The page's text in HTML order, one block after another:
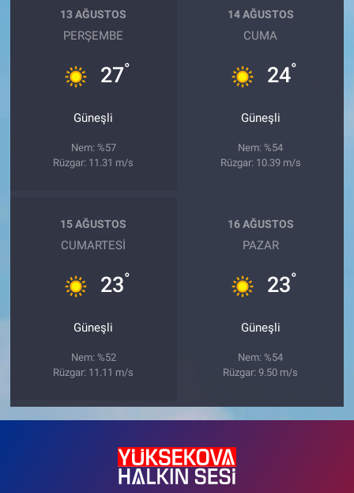
13 AĞUSTOS
PERŞEMBE
27°
Güneşli
Nem: %57
Rüzgar: 11.31 m/s
14 AĞUSTOS
CUMA
24°
Güneşli
Nem: %54
Rüzgar: 10.39 m/s
15 AĞUSTOS
CUMARTESI
23°
Güneşli
Nem: %52
Rüzgar: 11.11 m/s
16 AĞUSTOS
PAZAR
23°
Güneşli
Nem: %54
Rüzgar: 9.50 m/s